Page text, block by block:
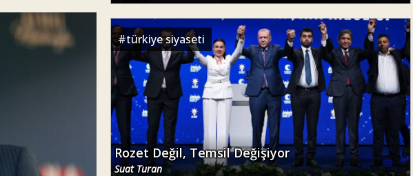
#türkiye siyaseti
Rozet Değil, Temsil Değişiyor
Suat Turan